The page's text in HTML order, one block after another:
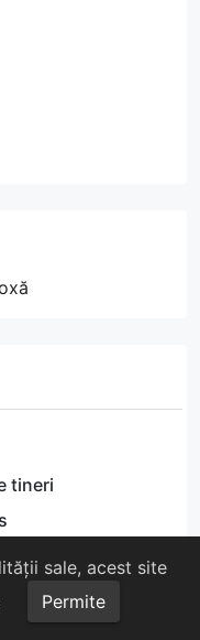
tineri
ultima
sale, acest site
Permite